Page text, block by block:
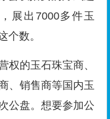
展出7000多件玉
个数。
权的玉石珠宝商、
、销售商等国内玉
公盘。想要参加公